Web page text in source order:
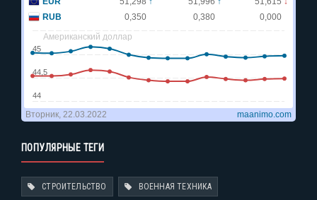
ПОПУЛЯРНЫЕ ТЕГИ
СТРОИТЕЛЬСТВО ВОЕННАЯ ТЕХНИКА